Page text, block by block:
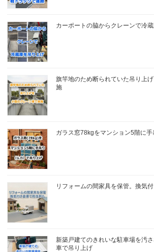
カーポートの脇からクレーンで冷
旗竿地のため断られていた吊り上
施
ガラス窓78kgをマンション5階に
リフォームの間家具を保管。換気付
新築戸建てのきれいな駐車場を汚
車で吊り上げ